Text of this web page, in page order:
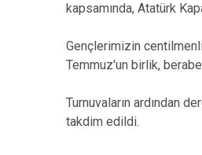
kapsamında, Atatürk
Gençlerimizin
Temmuz'un birlik,
Turnuvaların ardından
takdim edildi.